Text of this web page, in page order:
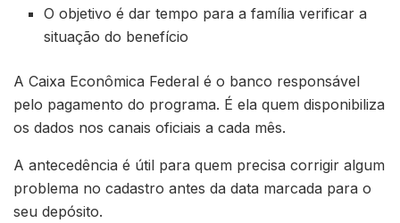
O objetivo é dar tempo para a família verificar a
situação do benefício
A Caixa Econômica Federal é o banco responsável
pelo pagamento do programa. É ela quem disponibiliza
os dados nos canais oficiais a cada mês.
A antecedência é útil para quem precisa corrigir algum
problema no cadastro antes da data marcada para o
seu depósito.